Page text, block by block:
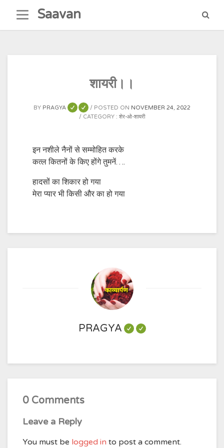
content
Saavan
शायरी।।
BY PRAGYA POSTED ON NOVEMBER 24, 2022
CATEGORY : शेर-ओ-शायरी
इन नशीले नैनों से सम्मोहित करके
कत्ल कितनों के किए होंगे तुमनें….
हादसों का शिकार हो गया
मेरा प्यार भी किसी और का हो गया
PRAGYA
0 Comments
Leave a Reply
You must be logged in to post a comment.